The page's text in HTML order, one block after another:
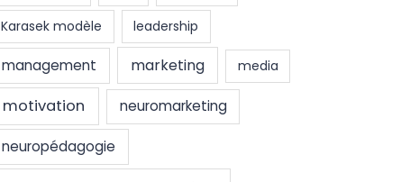
Karasek modèle leadership
management marketing media
motivation neuromarketing
neuropédagogie